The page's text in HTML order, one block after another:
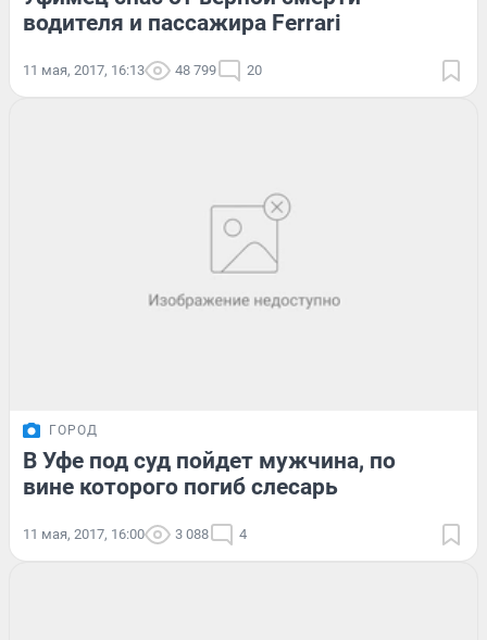
водителя и пассажира Ferrari
11 мая, 2017, 16:13 48 799 20
ГОРОД
В Уфе под суд пойдет мужчина, по
вине которого погиб слесарь
11 мая, 2017, 16:00 3 088 4